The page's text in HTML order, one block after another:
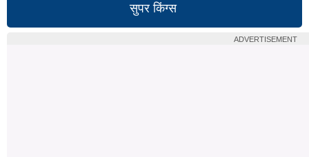
सुपर किंग्स
ADVERTISEMENT